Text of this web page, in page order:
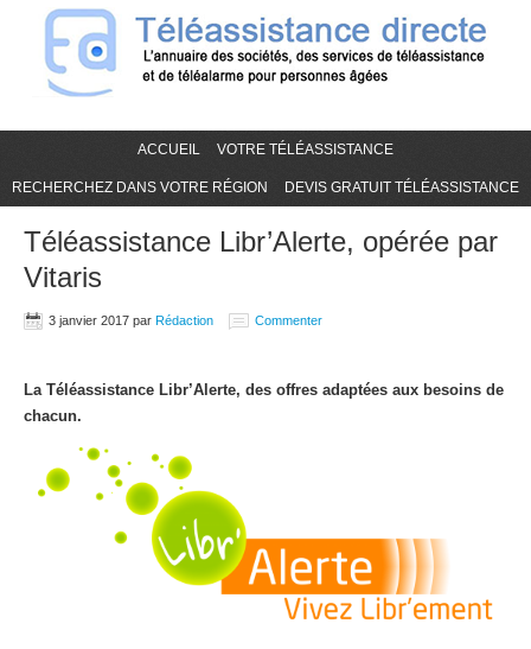
ACCUEIL VOTRE TÉLÉASSISTANCE
RECHERCHEZ DANS VOTRE RÉGION DEVIS GRATUIT TÉLÉASSISTANCE
Téléassistance Libr’Alerte, opérée par
Vitaris
3 janvier 2017 par Rédaction Commenter
La Téléassistance Libr’Alerte, des offres adaptées aux besoins de
chacun.